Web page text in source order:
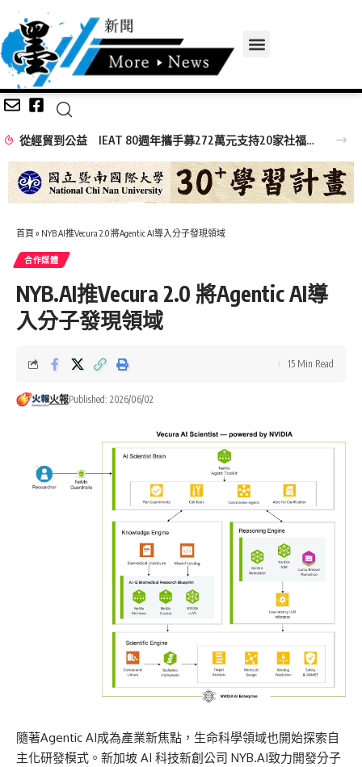
從經貿到公益 IEAT 80週年攜手募272萬元支持20家社福機構
首頁 » NYB.AI推Vecura 2.0 將Agentic AI導入分子發現領域
合作媒體
NYB.AI推Vecura 2.0 將Agentic AI導
入分子發現領域
火報Published: 2026/06/02
15 Min Read
隨著Agentic AI成為產業新焦點，生命科學領域也開始探索自
主化研發模式。新加坡 AI 科技新創公司 NYB.AI致力開發分子